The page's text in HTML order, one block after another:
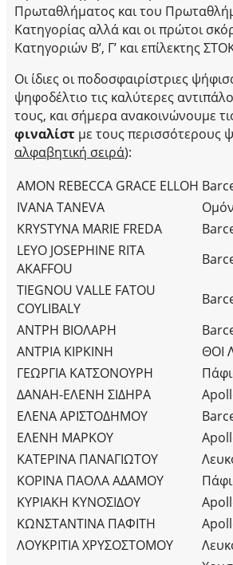
Πρωταθλήματος και του
Κατηγορίας αλλά και οι πρώτοι
Κατηγοριών Β’, Γ’ και επίλεκτης
Οι ίδιες οι ποδοσφαιρίστριες
ψηφοδέλτιο τις καλύτερες
τους, και σήμερα ανακοινώνουμε
φιναλίστ με τους περισσότερους
αλφαβητική σειρά):
AMON REBECCA GRACE ELLOH
IVANA TANEVA
KRYSTYNA MARIE FREDA
LEYO JOSEPHINE RITA
AKAFFOU
TIEGNOU VALLE FATOU
COYLIBALY
ΑΝΤΡΗ ΒΙΟΛΑΡΗ
ΑΝΤΡΙΑ ΚΙΡΚΙΝΗ
ΘΟΙ
ΓΕΩΡΓΙΑ ΚΑΤΣΟΝΟΥΡΗ
ΔΑΝΑΗ-ΕΛΕΝΗ ΣΙΔΗΡΑ
ΕΛΕΝΑ ΑΡΙΣΤΟΔΗΜΟΥ
ΕΛΕΝΗ ΜΑΡΚΟΥ
ΚΑΤΕΡΙΝΑ ΠΑΝΑΓΙΩΤΟΥ
ΚΟΡΙΝΑ ΠΑΟΛΑ ΑΔΑΜΟΥ
ΚΥΡΙΑΚΗ ΚΥΝΟΣΙΔΟΥ
ΚΩΝΣΤΑΝΤΙΝΑ ΠΑΦΙΤΗ
ΛΟΥΚΡΙΤΙΑ ΧΡΥΣΟΣΤΟΜΟΥ